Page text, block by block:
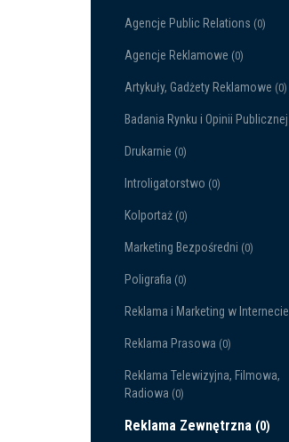
Agencje Public Relations (0)
Agencje Reklamowe (0)
Artykuły, Gadżety Reklamowe (0)
Badania Rynku i Opinii Publicznej
Drukarnie (0)
Introligatorstwo (0)
Kolportaż (0)
Marketing Bezpośredni (0)
Poligrafia (0)
Reklama i Marketing w Internecie
Reklama Prasowa (0)
Reklama Telewizyjna, Filmowa,
Radiowa (0)
Reklama Zewnętrzna (0)